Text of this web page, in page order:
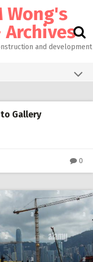
Wong's
and development
Gallery
0